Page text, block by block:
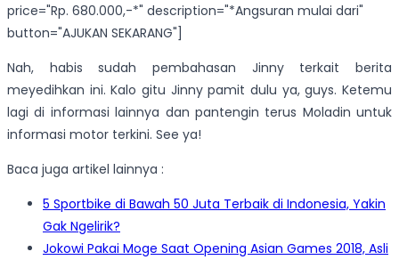
price="Rp. 680.000,-*" description="*Angsuran mulai dari"
button="AJUKAN SEKARANG"]
Nah, habis sudah pembahasan Jinny terkait berita
meyedihkan ini. Kalo gitu Jinny pamit dulu ya, guys. Ketemu
lagi di informasi lainnya dan pantengin terus Moladin untuk
informasi motor terkini. See ya!
Baca juga artikel lainnya :
5 Sportbike di Bawah 50 Juta Terbaik di Indonesia, Yakin
Gak Ngelirik?
Jokowi Pakai Moge Saat Opening Asian Games 2018, Asli